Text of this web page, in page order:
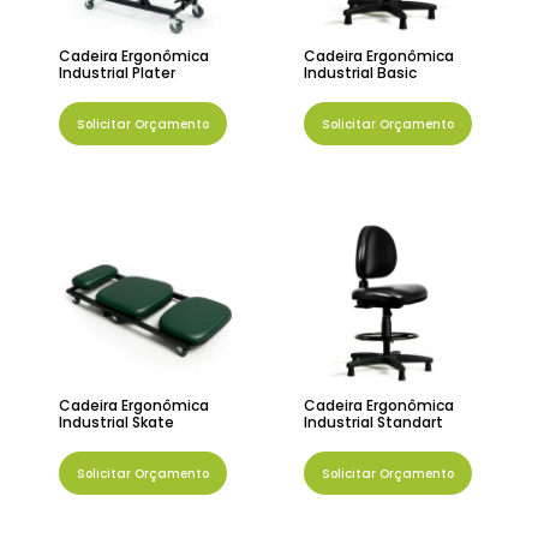
Cadeira Ergonômica
Industrial Plater
Solicitar Orçamento
Cadeira Ergonômica
Industrial Basic
Solicitar Orçamento
Cadeira Ergonômica
Industrial Skate
Solicitar Orçamento
Cadeira Ergonômica
Industrial Standart
Solicitar Orçamento